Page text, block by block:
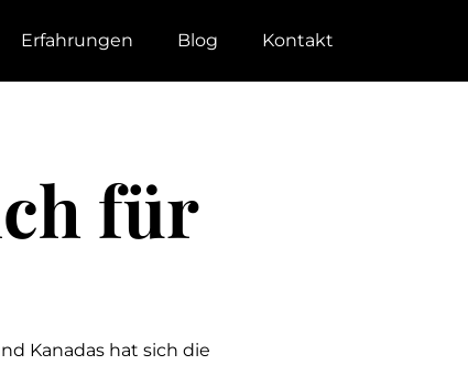
Erfahrungen Blog Kontakt
für
Kanadas hat sich die